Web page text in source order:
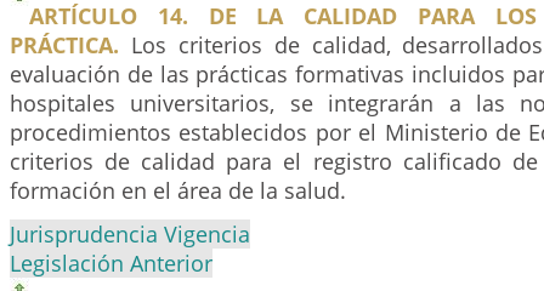
ARTÍCULO 14. DE LA CALIDAD PARA LOS
PRÁCTICA. Los criterios de calidad,
evaluación de las prácticas formativas incluidos
hospitales universitarios, se integrarán a las
procedimientos establecidos por el Ministerio de
criterios de calidad para el registro calificado
formación en el área de la salud.
Jurisprudencia Vigencia
Legislación Anterior